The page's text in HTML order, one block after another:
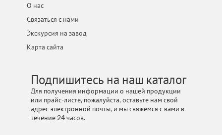
О нас
Связаться с нами
Экскурсия на завод
Карта сайта
Подпишитесь на наш каталог
Для получения информации о нашей продукции
или прайс-листе, пожалуйста, оставьте нам свой
адрес электронной почты, и мы свяжемся с вами в
течение 24 часов.